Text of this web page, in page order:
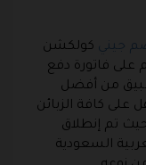
جيني كولكشن
فاتورة دفع
من أفضل
على كافة الزبائن
تم إنطلاق
العربية السعودية